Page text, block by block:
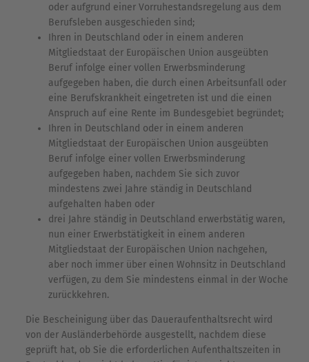
oder aufgrund einer Vorruhestandsregelung aus dem
Berufsleben ausgeschieden sind;
Ihren in Deutschland oder in einem anderen
Mitgliedstaat der Europäischen Union ausgeübten
Beruf infolge einer vollen Erwerbsminderung
aufgegeben haben, die durch einen Arbeitsunfall oder
eine Berufskrankheit eingetreten ist und die einen
Anspruch auf eine Rente im Bundesgebiet begründet;
Ihren in Deutschland oder in einem anderen
Mitgliedstaat der Europäischen Union ausgeübten
Beruf infolge einer vollen Erwerbsminderung
aufgegeben haben, nachdem Sie sich zuvor
mindestens zwei Jahre ständig in Deutschland
aufgehalten haben oder
drei Jahre ständig in Deutschland erwerbstätig waren,
nun einer Erwerbstätigkeit in einem anderen
Mitgliedstaat der Europäischen Union nachgehen,
aber noch immer über einen Wohnsitz in Deutschland
verfügen, zu dem Sie mindestens einmal in der Woche
zurückkehren.
Die Bescheinigung über das Daueraufenthaltsrecht wird
von der Ausländerbehörde ausgestellt, nachdem diese
geprüft hat, ob Sie die erforderlichen Aufenthaltszeiten in